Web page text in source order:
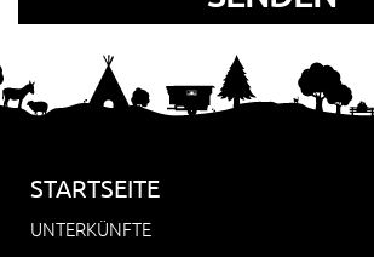
STARTSEITE
UNTERKÜNFTE